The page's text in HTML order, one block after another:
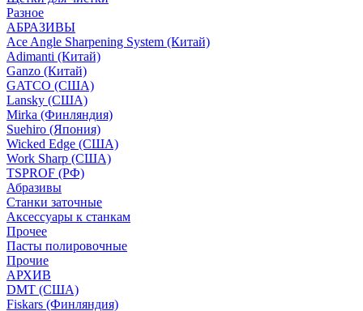
Разное
АБРАЗИВЫ
Ace Angle Sharpening System (Китай)
Adimanti (Китай)
Ganzo (Китай)
GATCO (США)
Lansky (США)
Mirka (Финляндия)
Suehiro (Япония)
Wicked Edge (США)
Work Sharp (США)
TSPROF (РФ)
Абразивы
Станки заточные
Аксессуары к станкам
Прочее
Пасты полировочные
Прочие
АРХИВ
DMT (США)
Fiskars (Финляндия)